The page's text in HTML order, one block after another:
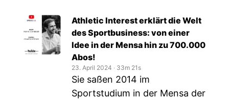
Athletic Interest erklärt die Welt
des Sportbusiness: von einer
Idee in der Mensa hin zu 700.000
Abos!
23. April 2024 ‧ 33m 21s
Sie saßen 2014 im
Sportstudium in der Mensa der